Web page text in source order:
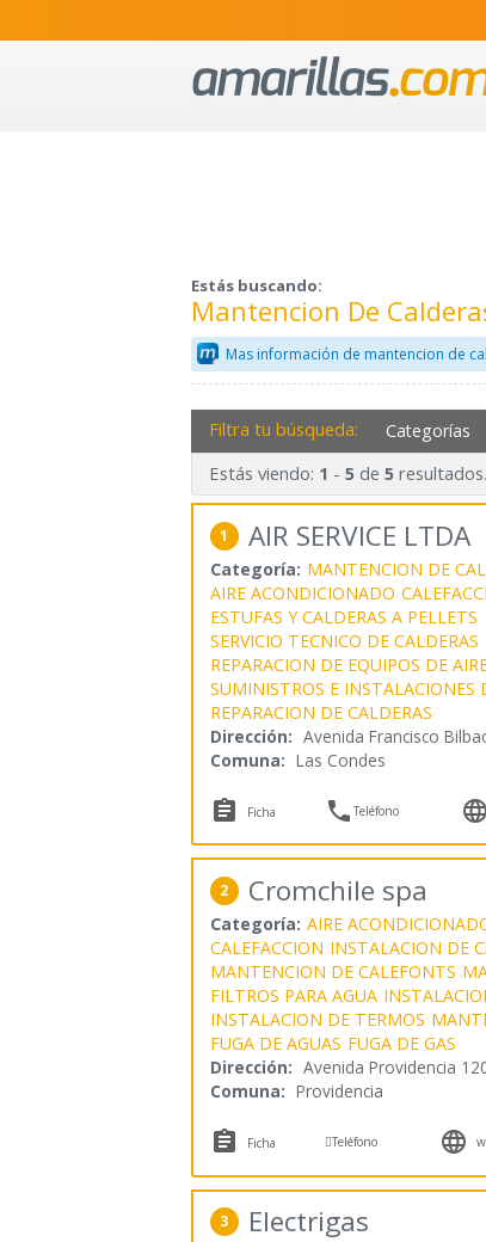
Estás buscando:
Mantencion De
Mas información de mantencion de
Filtra tu búsqueda: Categorías
Estás viendo: 1 - 5 de 5 resultados.
1 AIR SERVICE LTDA
Categoría: MANTENCION DE
AIRE ACONDICIONADO
ESTUFAS Y CALDERAS A PELLETS
SERVICIO TECNICO DE CALDERAS
REPARACION DE EQUIPOS DE
SUMINISTROS E INSTALACIONES
REPARACION DE CALDERAS
Dirección: Avenida Francisco
Comuna: Las Condes
 Ficha Teléfono 
2 Cromchile spa
Categoría: AIRE
CALEFACCION INSTALACION DE
MANTENCION DE CALEFONTS
FILTROS PARA AGUA
INSTALACION DE TERMOS
FUGA DE AGUAS FUGA DE GAS
Dirección: Avenida Providencia
Comuna: Providencia
 Ficha Teléfono 
3 Electrigas